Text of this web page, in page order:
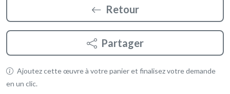
Retour
Partager
Ajoutez cette œuvre à votre panier et finalisez votre demande
en un clic.